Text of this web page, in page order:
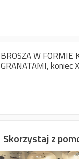
BROSZA W FORMIE
GRANATAMI, koniec
Skorzystaj z